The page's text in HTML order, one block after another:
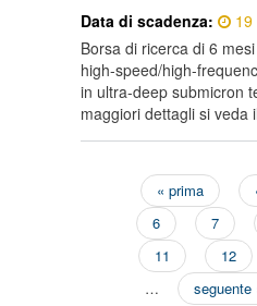
Data di scadenza:
19
Borsa di ricerca di 6
high-speed/high-
in ultra-deep submicron
maggiori dettagli si veda
« prima
6
7
11
12
…
seguente